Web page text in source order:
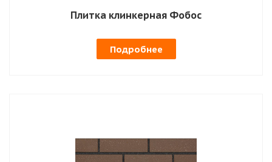
Плитка клинкерная Фобос
Подробнее